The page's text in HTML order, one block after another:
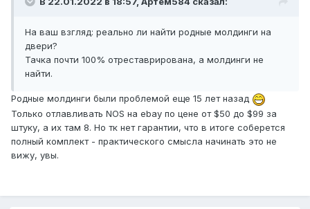
На ваш взгляд: реально ли найти родные молдинги на
двери?
Тачка почти 100% отреставрирована, а молдинги не
найти.
Родные молдинги были проблемой еще 15 лет назад
Только отлавливать NOS на ebay по цене от $50 до $99 за
штуку, а их там 8. Но тк нет гарантии, что в итоге соберется
полный комплект - практического смысла начинать это не
вижу, увы.